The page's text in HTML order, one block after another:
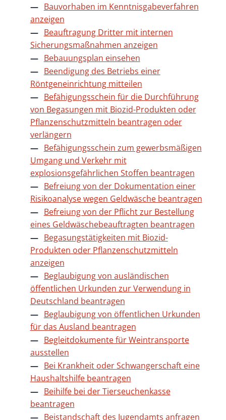
Bauvorhaben im Kenntnisgabeverfahren
anzeigen
Beauftragung Dritter mit internen
Sicherungsmaßnahmen anzeigen
Bebauungsplan einsehen
Beendigung des Betriebs einer
Röntgeneinrichtung mitteilen
Befähigungsschein für die Durchführung
von Begasungen mit Biozid-Produkten oder
Pflanzenschutzmitteln beantragen oder
verlängern
Befähigungsschein zum gewerbsmäßigen
Umgang und Verkehr mit
explosionsgefährlichen Stoffen beantragen
Befreiung von der Dokumentation einer
Risikoanalyse wegen Geldwäsche beantragen
Befreiung von der Pflicht zur Bestellung
eines Geldwäschebeauftragten beantragen
Begasungstätigkeiten mit Biozid-
Produkten oder Pflanzenschutzmitteln
anzeigen
Beglaubigung von ausländischen
öffentlichen Urkunden zur Verwendung in
Deutschland beantragen
Beglaubigung von öffentlichen Urkunden
für das Ausland beantragen
Begleitdokumente für Weintransporte
ausstellen
Bei Krankheit oder Schwangerschaft eine
Haushaltshilfe beantragen
Beihilfe bei der Tierseuchenkasse
beantragen
Beistandschaft des Jugendamts anfragen